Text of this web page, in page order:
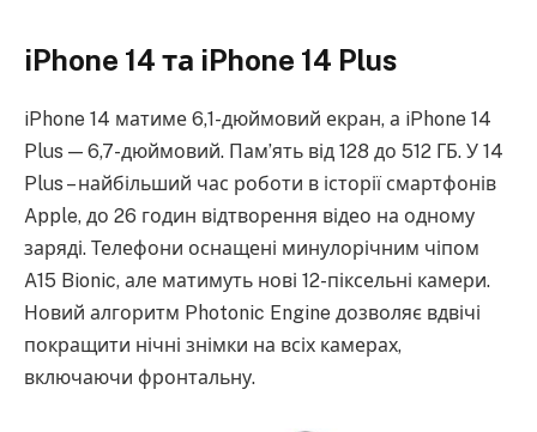
iPhone 14 та iPhone 14 Plus
iPhone 14 матиме 6,1-дюймовий екран, а iPhone 14
Plus — 6,7-дюймовий. Пам’ять від 128 до 512 ГБ. У 14
Plus – найбільший час роботи в історії смартфонів
Apple, до 26 годин відтворення відео на одному
заряді. Телефони оснащені минулорічним чіпом
A15 Bionic, але матимуть нові 12-піксельні камери.
Новий алгоритм Photonic Engine дозволяє вдвічі
покращити нічні знімки на всіх камерах,
включаючи фронтальну.